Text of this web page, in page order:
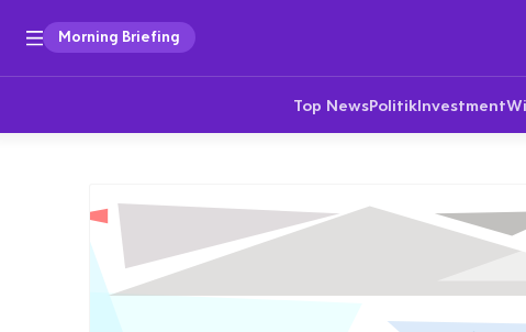
Morning Briefing
Top NewsPolitikInvestment